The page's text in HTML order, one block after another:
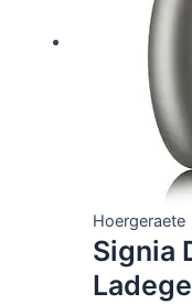
Hoergeraete
Signia